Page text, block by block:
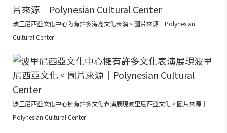
玻里尼西亞文化中心內有許多海島文化表演。圖片來源｜Polynesian
Cultural Center
波里尼西亞文化中心擁有許多文化表演展現波里尼西亞文化。圖片來源｜
Polynesian Cultural Center